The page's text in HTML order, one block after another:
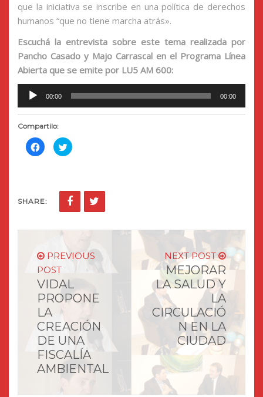
que la iniciativa se inscribe en una política de derechos
humanos “que no tiene marcha atrás».
Escuchá la entrevista sobre este tema realizada por
Pancho Casado y Majo Carrascal en el Programa Línea
Abierta que se emite por LU5 AM 600:
Reproductor
de
audio
00:00 00:00
Compartilo:
Haz
clic
en
ventana
Haz
clic
abre
en
una
ventana
SHARE:
PREVIOUS
POST
VIDAL
PROPONE
LA
CREACIÓN
DE UNA
FISCALÍA
AMBIENTAL
NEXT POST
MEJORAR
LA SALUD Y
LA
CIRCULACIÓ
N EN LA
CIUDAD